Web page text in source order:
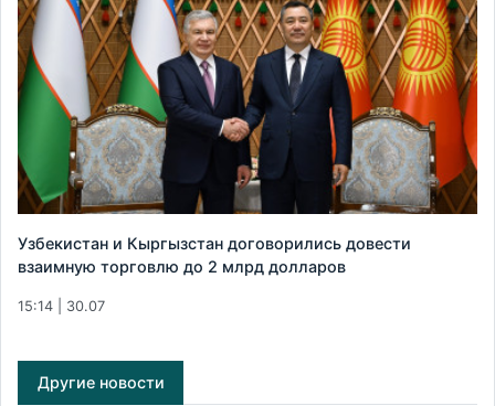
Узбекистан и Кыргызстан договорились довести
взаимную торговлю до 2 млрд долларов
15:14 | 30.07
Другие новости